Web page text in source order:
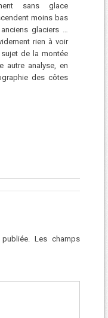
sans glace
moins bas
glaciers …
rien à voir
de la montée
autre analyse, en
des côtes
Les champs